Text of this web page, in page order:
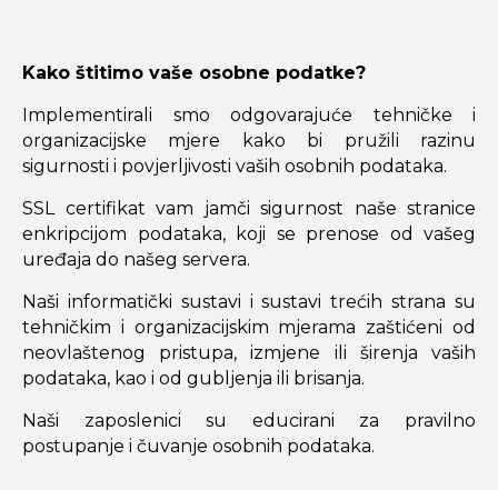
Kako štitimo vaše osobne podatke?
Implementirali smo odgovarajuće tehničke i
organizacijske mjere kako bi pružili razinu
sigurnosti i povjerljivosti vaših osobnih podataka.
SSL certifikat vam jamči sigurnost naše stranice
enkripcijom podataka, koji se prenose od vašeg
uređaja do našeg servera.
Naši informatički sustavi i sustavi trećih strana su
tehničkim i organizacijskim mjerama zaštićeni od
neovlaštenog pristupa, izmjene ili širenja vaših
podataka, kao i od gubljenja ili brisanja.
Naši zaposlenici su educirani za pravilno
postupanje i čuvanje osobnih podataka.